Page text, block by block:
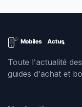
Toute l'actualité
guides d'achat et